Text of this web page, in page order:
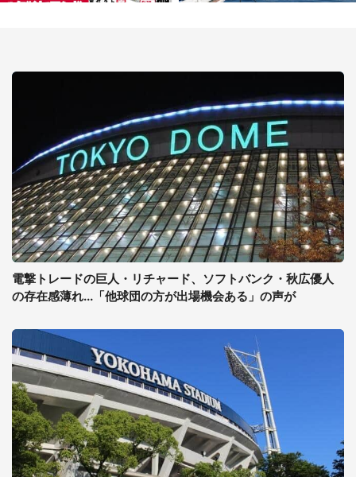
電撃トレードの巨人・リチャード、ソフトバンク・秋広優人
の存在感薄れ...「他球団の方が出場機会ある」の声が